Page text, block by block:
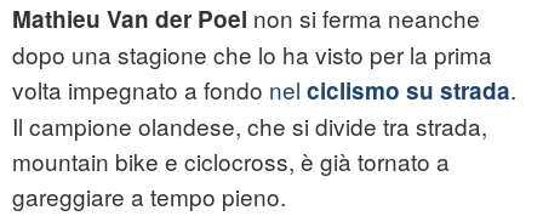
Mathieu Van der Poel non si ferma neanche
dopo una stagione che lo ha visto per la prima
volta impegnato a fondo nel ciclismo su strada.
Il campione olandese, che si divide tra strada,
mountain bike e ciclocross, è già tornato a
gareggiare a tempo pieno.